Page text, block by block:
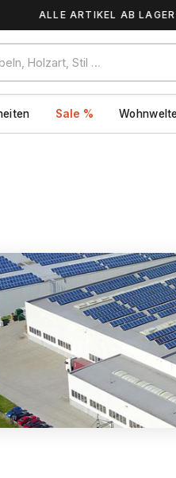
ALLE ARTIKEL AB LAGER
Sale %